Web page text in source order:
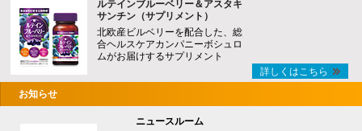
ルテインブルーベリー＆アスタキ
サンチン（サプリメント）
北欧産ビルベリーを配合した、総
合ヘルスケアカンパニーボシュロ
ムがお届けするサプリメント
詳しくはこちら
お知らせ
ニュースルーム